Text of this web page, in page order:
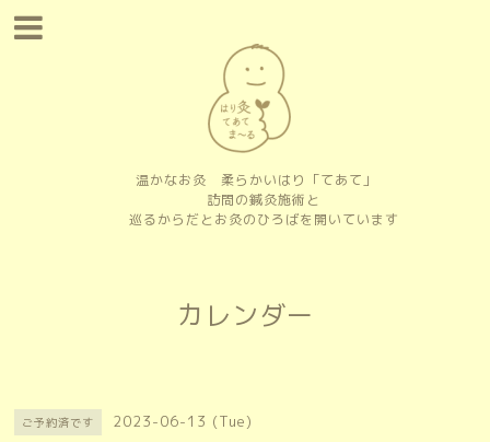
温かなお灸 柔らかいはり「てあて」
訪問の鍼灸施術と
巡るからだとお灸のひろばを開いています
カレンダー
ご予約済です 2023-06-13 (Tue)